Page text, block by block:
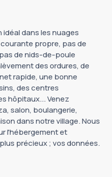
dans les nuages
propre, pas de
de nids-de-poule
des ordures, de
rapide, une bonne
des centres
hôpitaux... Venez
salon, boulangerie,
dans notre village. Nous
l'hébergement et
précieux ; vos données.